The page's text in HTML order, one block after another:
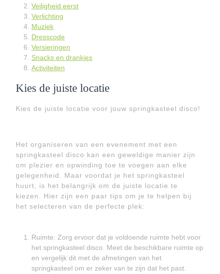
Veiligheid eerst
Verlichting
Muziek
Dresscode
Versieringen
Snacks en drankjes
Activiteiten
Kies de juiste locatie
Kies de juiste locatie voor jouw springkasteel disco!
Het organiseren van een evenement met een
springkasteel disco kan een geweldige manier zijn
om plezier en opwinding toe te voegen aan elke
gelegenheid. Maar voordat je het springkasteel
huurt, is het belangrijk om de juiste locatie te
kiezen. Hier zijn een paar tips om je te helpen bij
het selecteren van de perfecte plek:
Ruimte: Zorg ervoor dat je voldoende ruimte hebt voor
het springkasteel disco. Meet de beschikbare ruimte op
en vergelijk dit met de afmetingen van het
springkasteel om er zeker van te zijn dat het past.